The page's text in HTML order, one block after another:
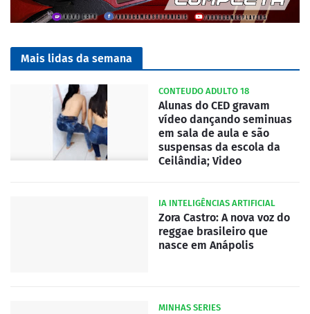
Mais lidas da semana
CONTEUDO ADULTO 18
Alunas do CED gravam
vídeo dançando seminuas
em sala de aula e são
suspensas da escola da
Ceilândia; Video
IA INTELIGÊNCIAS ARTIFICIAL
Zora Castro: A nova voz do
reggae brasileiro que
nasce em Anápolis
MINHAS SERIES